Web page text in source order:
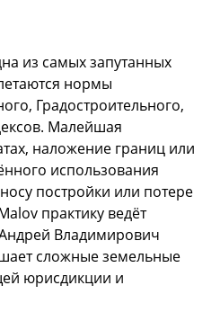
из самых запутанных
нормы
Градостроительного,
Малейшая
наложение границ или
использования
постройки или потере
практику ведёт
Владимирович
сложные земельные
юрисдикции и